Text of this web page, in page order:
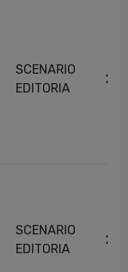
SCENARIO
EDITORIA
SCENARIO
EDITORIA